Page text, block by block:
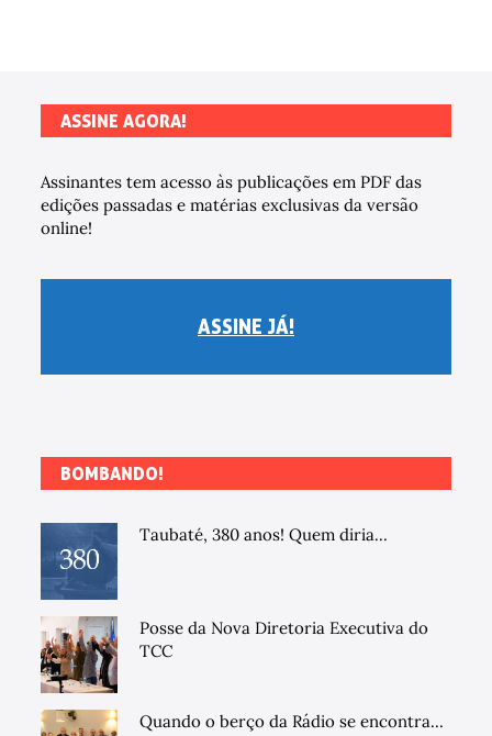
ASSINE AGORA!
Assinantes tem acesso às publicações em PDF das
edições passadas e matérias exclusivas da versão
online!
ASSINE JÁ!
BOMBANDO!
Taubaté, 380 anos! Quem diria...
Posse da Nova Diretoria Executiva do
TCC
Quando o berço da Rádio se encontra...